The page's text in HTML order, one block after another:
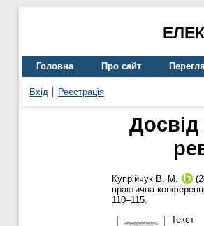
Головна Про сайт
Вхід Реєстрація
Досвід
Купрійчук В. М.
практична
110–115.
Текст